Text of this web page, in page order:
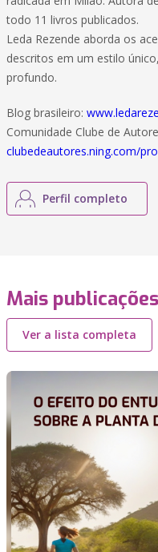
todo 11 livros publicados.
Leda Rezende aborda os
descritos em um estilo
profundo.
Blog brasileiro:
Comunidade Clube de
clubedeautores.ning.com/
Perfil completo
Mais
Ver a lista completa